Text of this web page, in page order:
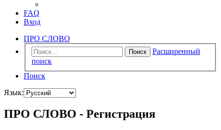
FAQ
Вход
ПРО СЛОВО
Поиск
Расширенный
поиск
Поиск
Язык:
ПРО СЛОВО - Регистрация